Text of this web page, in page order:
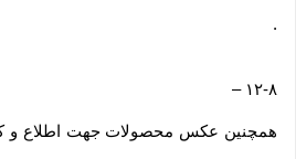
.
۱۲-۸ –
همچنین عکس محصولات جهت اطلاع و